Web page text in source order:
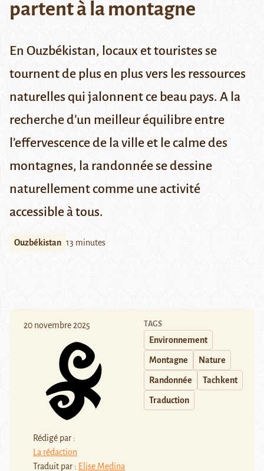
partent à la montagne
En Ouzbékistan, locaux et touristes se
tournent de plus en plus vers les ressources
naturelles qui jalonnent ce beau pays. A la
recherche d’un meilleur équilibre entre
l’effervescence de la ville et le calme des
montagnes, la randonnée se dessine
naturellement comme une activité
accessible à tous.
Ouzbékistan 13 minutes
20 novembre 2025
Rédigé par :
La rédaction
Traduit par : Elise Medina
TAGS
Environnement
Montagne Nature
Randonnée Tachkent
Traduction